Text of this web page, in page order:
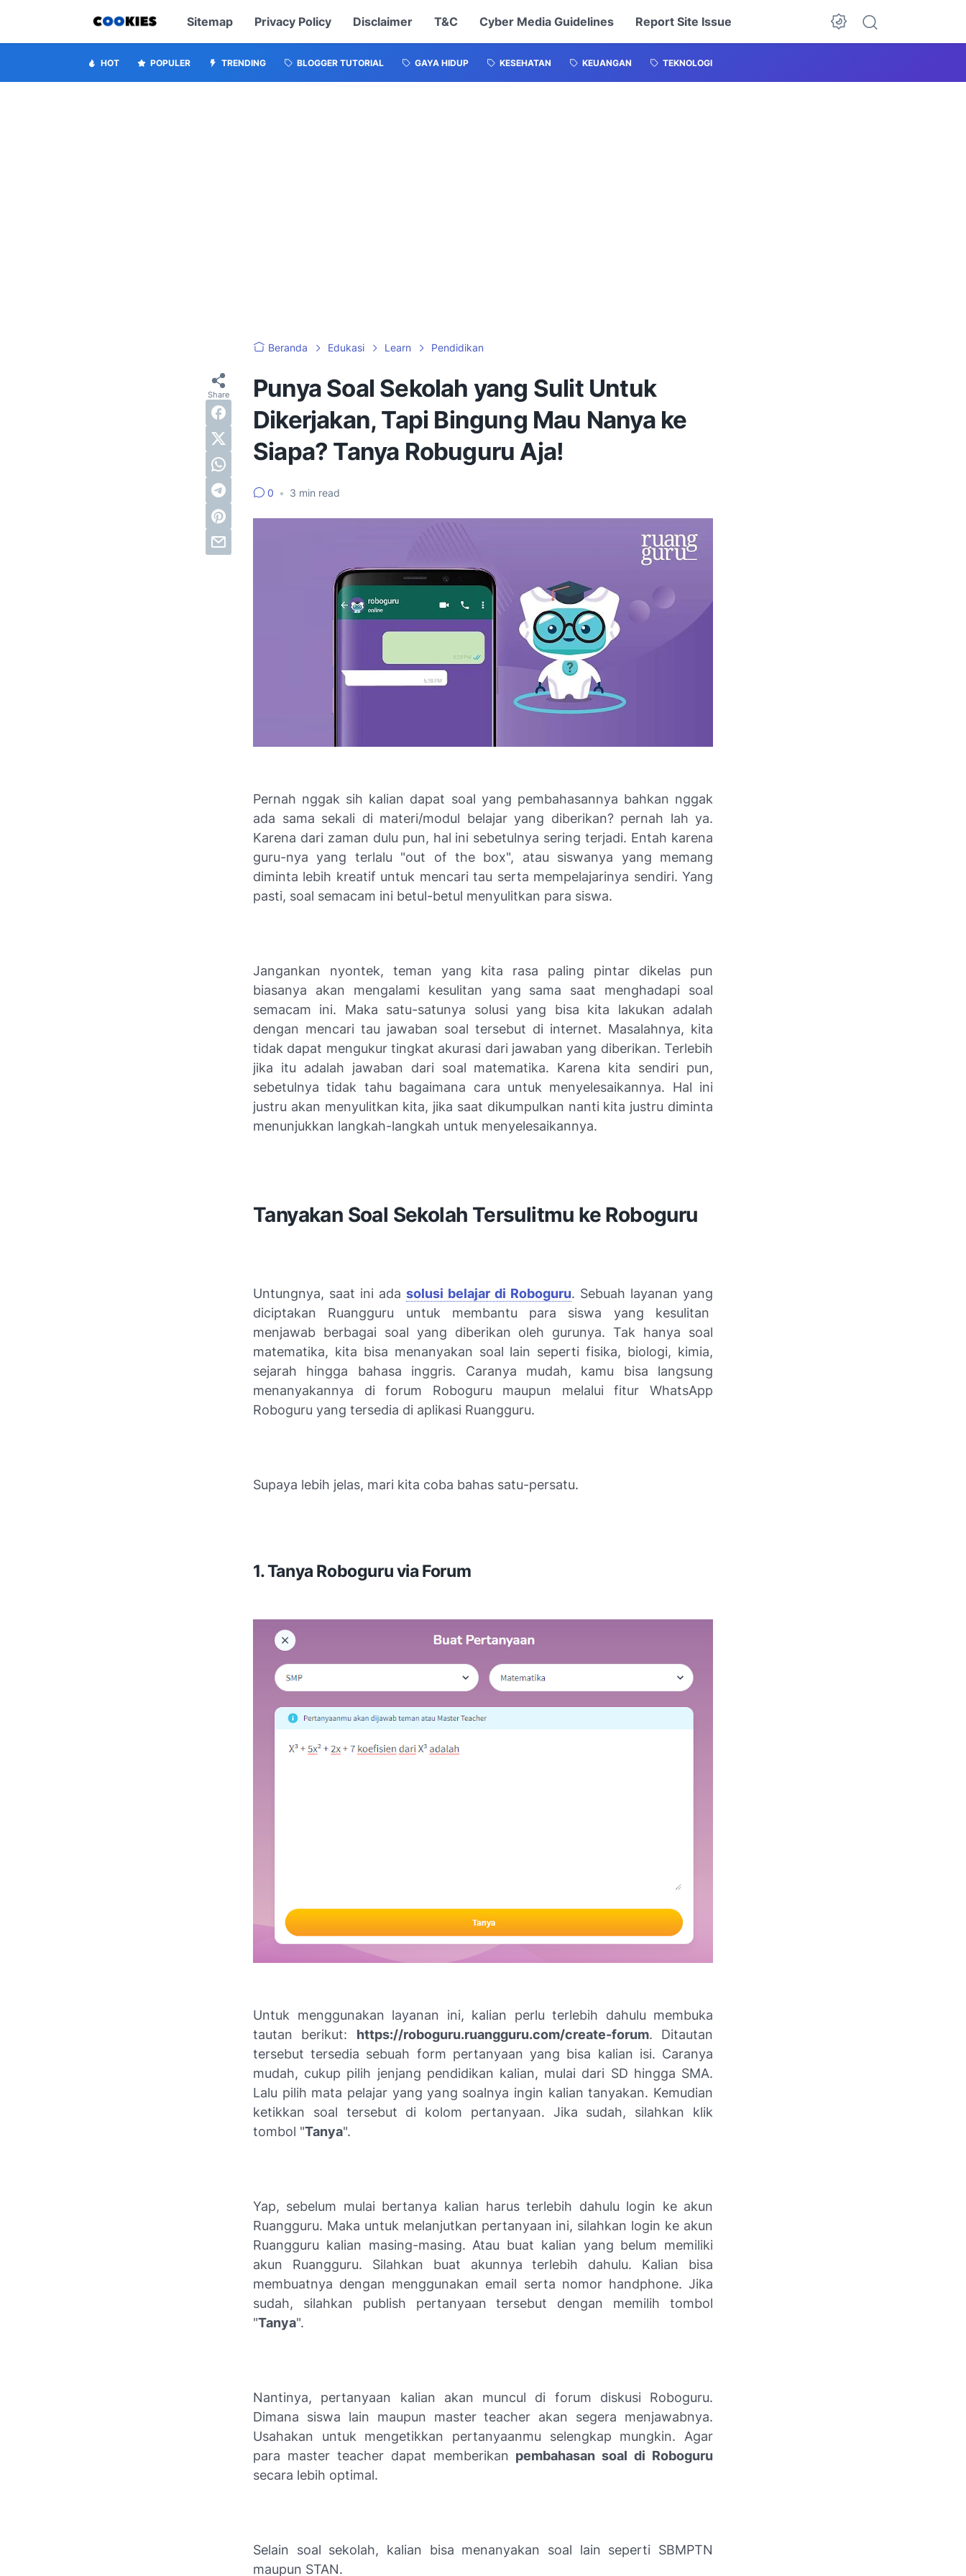
Sitemap Privacy Policy Disclaimer T&C Cyber Media Guidelines Report Site Issue
HOT POPULER TRENDING BLOGGER TUTORIAL GAYA HIDUP KESEHATAN KEUANGAN TEKNOLOGI
Beranda Edukasi Learn Pendidikan
Punya Soal Sekolah yang Sulit Untuk
Dikerjakan, Tapi Bingung Mau Nanya ke
Siapa? Tanya Robuguru Aja!
0 • 3 min read
Pernah nggak sih kalian dapat soal yang pembahasannya bahkan nggak
ada sama sekali di materi/modul belajar yang diberikan? pernah lah ya.
Karena dari zaman dulu pun, hal ini sebetulnya sering terjadi. Entah karena
guru-nya yang terlalu "out of the box", atau siswanya yang memang
diminta lebih kreatif untuk mencari tau serta mempelajarinya sendiri. Yang
pasti, soal semacam ini betul-betul menyulitkan para siswa.
Jangankan nyontek, teman yang kita rasa paling pintar dikelas pun
biasanya akan mengalami kesulitan yang sama saat menghadapi soal
semacam ini. Maka satu-satunya solusi yang bisa kita lakukan adalah
dengan mencari tau jawaban soal tersebut di internet. Masalahnya, kita
tidak dapat mengukur tingkat akurasi dari jawaban yang diberikan. Terlebih
jika itu adalah jawaban dari soal matematika. Karena kita sendiri pun,
sebetulnya tidak tahu bagaimana cara untuk menyelesaikannya. Hal ini
justru akan menyulitkan kita, jika saat dikumpulkan nanti kita justru diminta
menunjukkan langkah-langkah untuk menyelesaikannya.
Tanyakan Soal Sekolah Tersulitmu ke Roboguru
Untungnya, saat ini ada solusi belajar di Roboguru. Sebuah layanan yang
diciptakan Ruangguru untuk membantu para siswa yang kesulitan
menjawab berbagai soal yang diberikan oleh gurunya. Tak hanya soal
matematika, kita bisa menanyakan soal lain seperti fisika, biologi, kimia,
sejarah hingga bahasa inggris. Caranya mudah, kamu bisa langsung
menanyakannya di forum Roboguru maupun melalui fitur WhatsApp
Roboguru yang tersedia di aplikasi Ruangguru.
Supaya lebih jelas, mari kita coba bahas satu-persatu.
1. Tanya Roboguru via Forum
Untuk menggunakan layanan ini, kalian perlu terlebih dahulu membuka
tautan berikut: https://roboguru.ruangguru.com/create-forum. Ditautan
tersebut tersedia sebuah form pertanyaan yang bisa kalian isi. Caranya
mudah, cukup pilih jenjang pendidikan kalian, mulai dari SD hingga SMA.
Lalu pilih mata pelajar yang yang soalnya ingin kalian tanyakan. Kemudian
ketikkan soal tersebut di kolom pertanyaan. Jika sudah, silahkan klik
tombol "Tanya".
Yap, sebelum mulai bertanya kalian harus terlebih dahulu login ke akun
Ruangguru. Maka untuk melanjutkan pertanyaan ini, silahkan login ke akun
Ruangguru kalian masing-masing. Atau buat kalian yang belum memiliki
akun Ruangguru. Silahkan buat akunnya terlebih dahulu. Kalian bisa
membuatnya dengan menggunakan email serta nomor handphone. Jika
sudah, silahkan publish pertanyaan tersebut dengan memilih tombol
"Tanya".
Nantinya, pertanyaan kalian akan muncul di forum diskusi Roboguru.
Dimana siswa lain maupun master teacher akan segera menjawabnya.
Usahakan untuk mengetikkan pertanyaanmu selengkap mungkin. Agar
para master teacherdapat memberikan pembahasan soal di Roboguru
secara lebih optimal.
Selain soal sekolah, kalian bisa menanyakan soal lain seperti SBMPTN
maupun STAN.